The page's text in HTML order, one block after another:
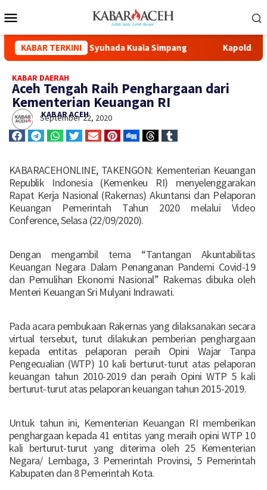
KABAR TERKINI
Masjid Syuhada Kuala Simpang Kapolda Aceh
KABAR DAERAH
Aceh Tengah Raih Penghargaan dari
Kementerian Keuangan RI
KABAR ACEH
September 22, 2020
KABARACEHONLINE, TAKENGON: Kementerian Keuangan
Republik Indonesia (Kemenkeu RI) menyelenggarakan
Rapat Kerja Nasional (Rakernas) Akuntansi dan Pelaporan
Keuangan Pemerintah Tahun 2020 melalui Video
Conference, Selasa (22/09/2020).
Dengan mengambil tema “Tantangan Akuntabilitas
Keuangan Negara Dalam Penanganan Pandemi Covid-19
dan Pemulihan Ekonomi Nasional” Rakernas dibuka oleh
Menteri Keuangan Sri Mulyani Indrawati.
Pada acara pembukaan Rakernas yang dilaksanakan secara
virtual tersebut, turut dilakukan pemberian penghargaan
kepada entitas pelaporan peraih Opini Wajar Tanpa
Pengecualian (WTP) 10 kali berturut-turut atas pelaporan
keuangan tahun 2010-2019 dan peraih Opini WTP 5 kali
berturut-turut atas pelaporan keuangan tahun 2015-2019.
Untuk tahun ini, Kementerian Keuangan RI memberikan
penghargaan kepada 41 entitas yang meraih opini WTP 10
kali berturut-turut yang diterima oleh 25 Kementerian
Negara/ Lembaga, 3 Pemerintah Provinsi, 5 Pemerintah
Kabupaten dan 8 Pemerintah Kota.